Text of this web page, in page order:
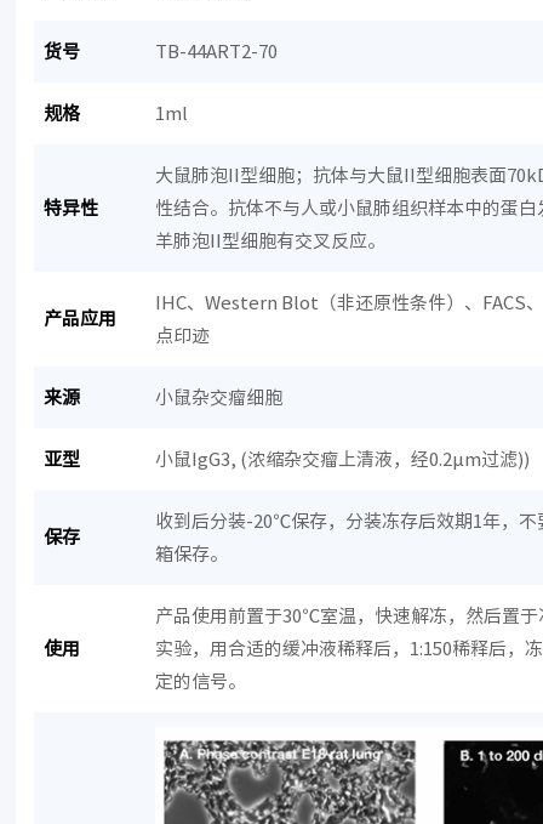
货号 TB-44ART2-70
规格 1ml
特异性
大鼠肺泡II型细胞；抗体与大鼠II型细胞表面
性结合。抗体不与人或小鼠肺组织样本中的蛋
羊肺泡II型细胞有交叉反应。
产品应用
IHC、Western Blot（非还原性条件）、FACS
点印迹
来源 小鼠杂交瘤细胞
亚型 小鼠IgG3, (浓缩杂交瘤上清液，经0.2μm过滤))
保存
收到后分装-20℃保存，分装冻存后效期1年，不
箱保存。
使用
产品使用前置于30℃室温，快速解冻，然后置
实验，用合适的缓冲液稀释后，1:150稀释后，
定的信号。